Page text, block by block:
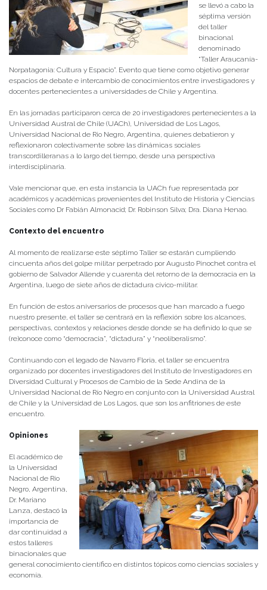
se llevó a cabo la
séptima versión
del taller
binacional
denominado
“Taller Araucanía-
Norpatagonia: Cultura y Espacio”. Evento que tiene como objetivo generar
espacios de debate e intercambio de conocimientos entre investigadores y
docentes pertenecientes a universidades de Chile y Argentina.
En las jornadas participaron cerca de 20 investigadores pertenecientes a la
Universidad Austral de Chile (UACh), Universidad de Los Lagos,
Universidad Nacional de Rio Negro, Argentina, quienes debatieron y
reflexionaron colectivamente sobre las dinámicas sociales
transcordilleranas a lo largo del tiempo, desde una perspectiva
interdisciplinaria.
Vale mencionar que, en esta instancia la UACh fue representada por
académicos y académicas provenientes del Instituto de Historia y Ciencias
Sociales como Dr Fabián Almonacid; Dr. Robinson Silva; Dra. Diana Henao.
Contexto del encuentro
Al momento de realizarse este séptimo Taller se estarán cumpliendo
cincuenta años del golpe militar perpetrado por Augusto Pinochet contra el
gobierno de Salvador Allende y cuarenta del retorno de la democracia en la
Argentina, luego de siete años de dictadura cívico-militar.
En función de estos aniversarios de procesos que han marcado a fuego
nuestro presente, el taller se centrará en la reflexión sobre los alcances,
perspectivas, contextos y relaciones desde donde se ha definido lo que se
(re)conoce como “democracia”, “dictadura” y “neoliberalismo”.
Continuando con el legado de Navarro Floria, el taller se encuentra
organizado por docentes investigadores del Instituto de Investigadores en
Diversidad Cultural y Procesos de Cambio de la Sede Andina de la
Universidad Nacional de Río Negro en conjunto con la Universidad Austral
de Chile y la Universidad de Los Lagos, que son los anfitriones de este
encuentro.
Opiniones
El académico de
la Universidad
Nacional de Rio
Negro, Argentina,
Dr. Mariano
Lanza, destacó la
importancia de
dar continuidad a
estos talleres
binacionales que
general conocimiento científico en distintos tópicos como ciencias sociales y
economía.